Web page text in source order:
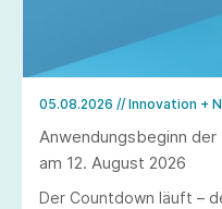
05.08.2026 // Innovation +
Anwendungsbeginn
am 12. August 2026
Der Countdown läuft –